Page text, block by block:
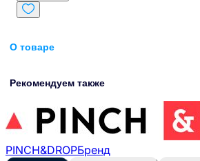
О товаре
Рекомендуем также
PINCH&DROPБренд